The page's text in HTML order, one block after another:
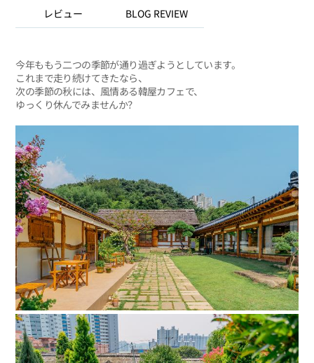
レビュー BLOG REVIEW
今年ももう二つの季節が通り過ぎようとしています。
これまで走り続けてきたなら、
次の季節の秋には、風情ある韓屋カフェで、
ゆっくり休んでみませんか？